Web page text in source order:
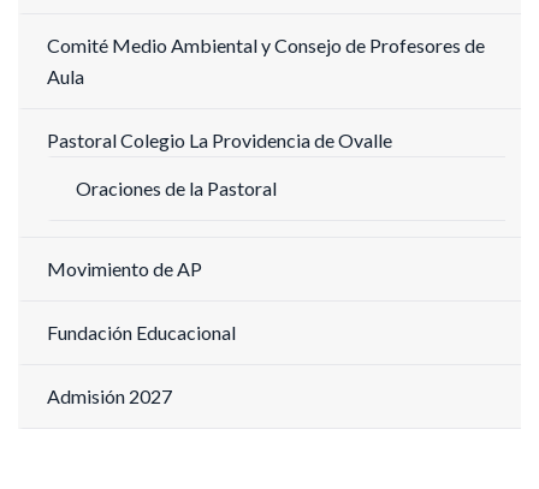
Comité Medio Ambiental y Consejo de Profesores de
Aula
Pastoral Colegio La Providencia de Ovalle
Oraciones de la Pastoral
Movimiento de AP
Fundación Educacional
Admisión 2027